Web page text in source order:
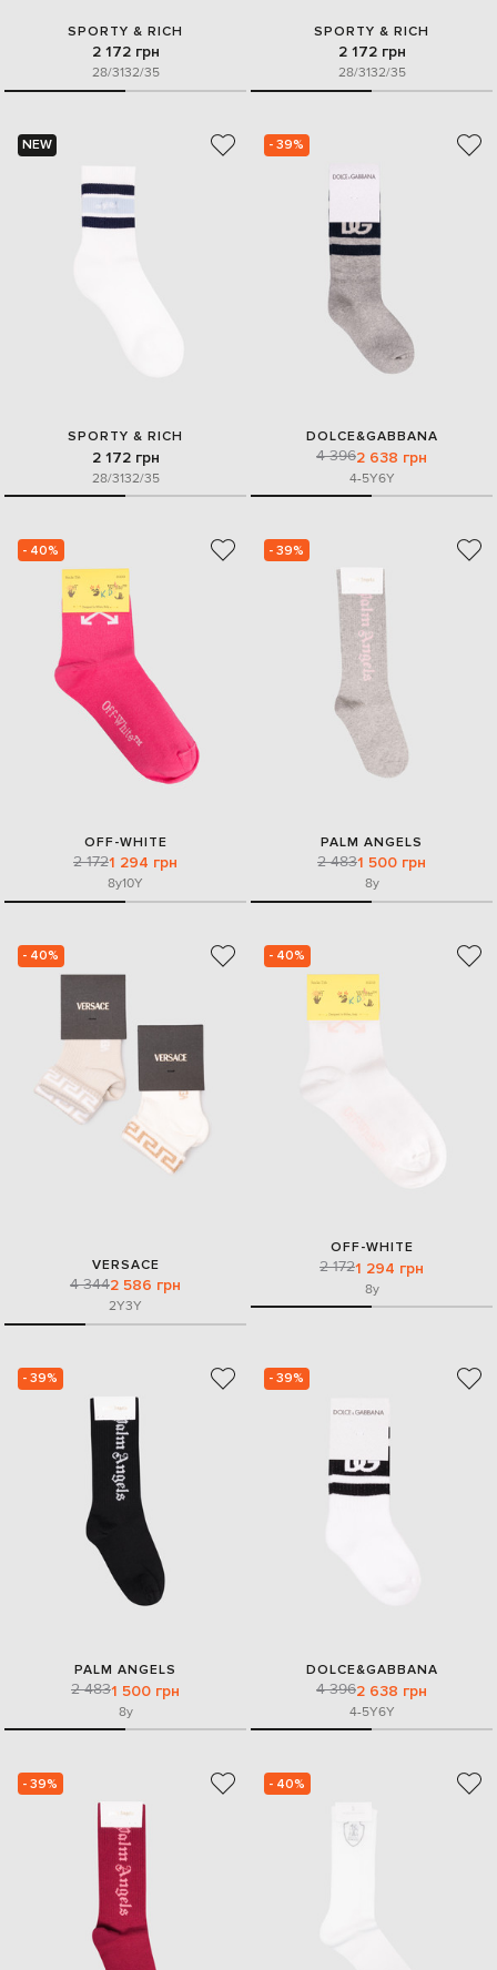
SPORTY & RICH
2 172 грн
28/3132/35
SPORTY & RICH
2 172 грн
28/3132/35
NEW
SPORTY & RICH
2 172 грн
28/3132/35
- 39%
DOLCE&GABBANA
4 3962 638 грн
4-5Y6Y
- 40%
OFF-WHITE
2 1721 294 грн
8y10Y
- 39%
PALM ANGELS
2 4831 500 грн
8y
- 40%
VERSACE
4 3442 586 грн
2Y3Y
- 40%
OFF-WHITE
2 1721 294 грн
8y
- 39%
PALM ANGELS
2 4831 500 грн
8y
- 39%
DOLCE&GABBANA
4 3962 638 грн
4-5Y6Y
- 39% - 40%